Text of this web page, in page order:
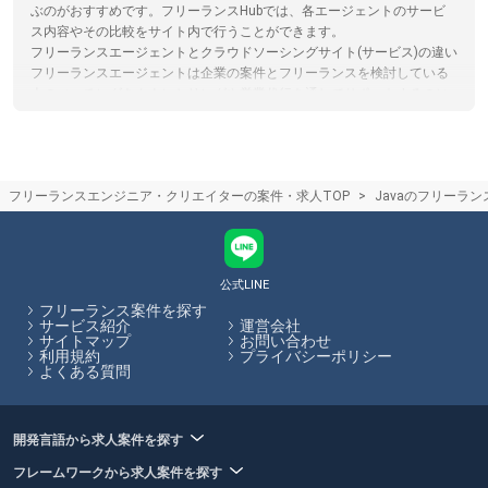
ぶのがおすすめです。フリーランスHubでは、各エージェントのサービ
ス内容やその比較をサイト内で行うことができます。
フリーランスエージェントとクラウドソーシングサイト(サービス)の違い
フリーランスエージェントは企業の案件とフリーランスを検討している
保有する案件を多数掲載しています。
エージェント担当者とのカウンセリング面談の際には、希望の単価や稼
働可能な日数、勤務形態などを伝えましょう。正しく希望を伝えること
で、お客様の希望に合った案件の紹介可能性が高まります。フリーラン
スHubでは、各エージェントのサービス内容やその比較をサイト内で行
うことができます。
フリーランスHubはお客様のフリーランス案件探しを最大限サポートし
ていきます。
フリーランスエンジニア・クリエイターの案件・求人TOP Javaのフリーラン
公式LINE
フリーランス案件を探す
サービス紹介
運営会社
サイトマップ
お問い合わせ
利用規約
プライバシーポリシー
よくある質問
開発言語から求人案件を探す
フレームワークから求人案件を探す